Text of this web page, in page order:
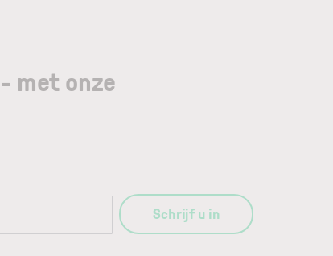
met onze
Schrijf u in